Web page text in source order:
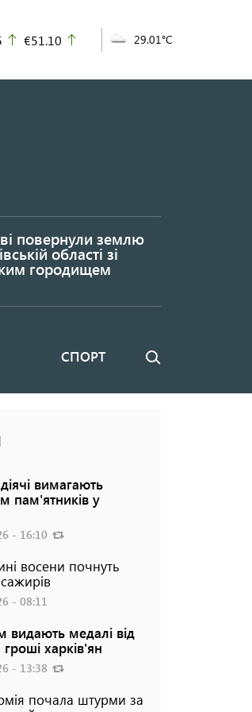
up
€51.10 29.01°C
повернули землю
області зі
городищем
СПОРТ Пошук
вимагають
пам'ятників у
- 16:10
восени почнуть
- 08:11
видають медалі від
харків'ян
- 13:38
почала штурми за